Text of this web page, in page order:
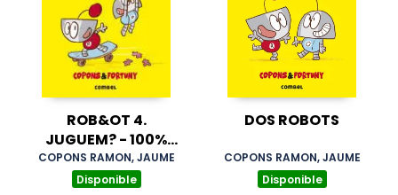
ROB&OT 4.
JUGUEM? - 100%
PEFC
COPONS RAMON, JAUME
Disponible
DOS ROBOTS
COPONS RAMON, JAUME
Disponible